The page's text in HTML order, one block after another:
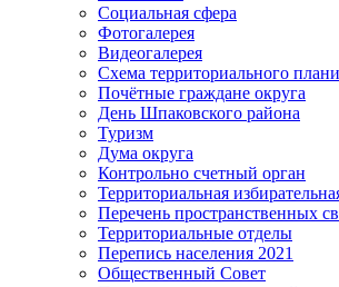
Социальная сфера
Фотогалерея
Видеогалерея
Схема территориального
Почётные граждане округа
День Шпаковского района
Туризм
Дума округа
Контрольно счетный орган
Территориальная
Перечень пространственных
Территориальные отделы
Перепись населения 2021
Общественный Совет